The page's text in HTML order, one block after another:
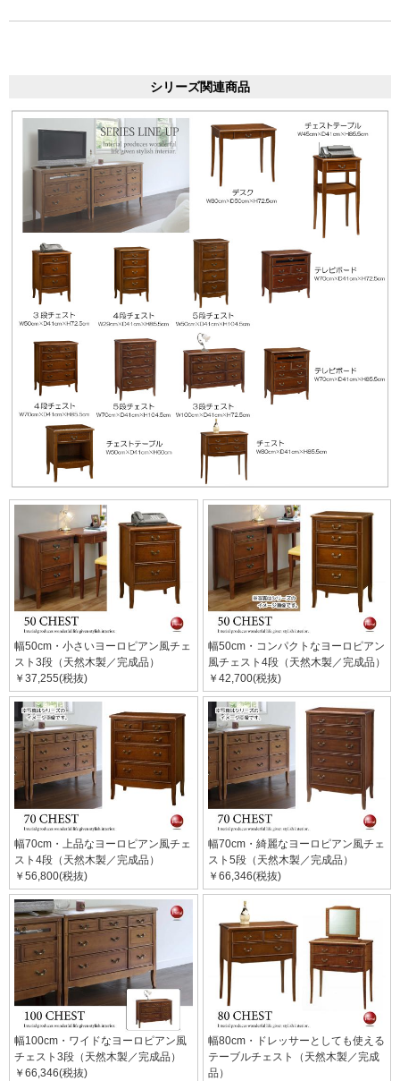
シリーズ関連商品
幅50cm・小さいヨーロピアン風チェ
スト3段（天然木製／完成品）
￥37,255(税抜)
幅50cm・コンパクトなヨーロピアン
風チェスト4段（天然木製／完成品）
￥42,700(税抜)
幅70cm・上品なヨーロピアン風チェ
スト4段（天然木製／完成品）
￥56,800(税抜)
幅70cm・綺麗なヨーロピアン風チェ
スト5段（天然木製／完成品）
￥66,346(税抜)
幅100cm・ワイドなヨーロピアン風
チェスト3段（天然木製／完成品）
￥66,346(税抜)
幅80cm・ドレッサーとしても使える
テーブルチェスト（天然木製／完成
品）